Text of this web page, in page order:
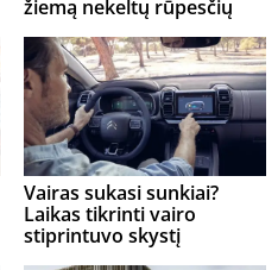
žiemą nekeltų rūpesčių
Vairas sukasi sunkiai?
Laikas tikrinti vairo
stiprintuvo skystį